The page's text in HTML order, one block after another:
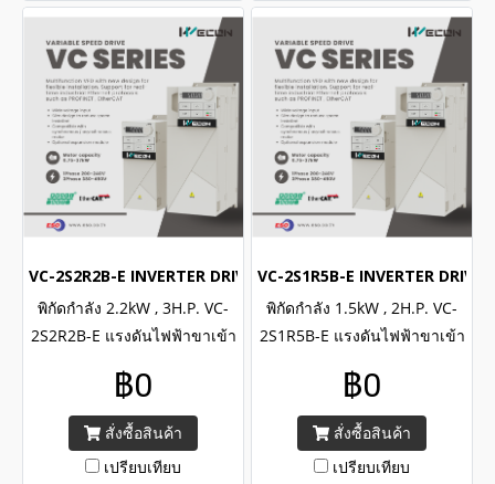
VC-2S2R2B-E INVERTER DRIVE (1Phase 220VAC / 2.2kW ,
พิกัดกำลัง 2.2kW , 3H.P. VC-
2S2R2B-E แรงดันไฟฟ้าขาเข้า
INVERTER VC Series Input 1
Phase 220VAC , Capacity
power 2.2kW , 3H.P.
฿0
สั่งซื้อสินค้า
เปรียบเทียบ
VC-2S1R5B-E INVERTER
พิกัดกำลัง 1.5kW , 2H.P. VC-
2S1R5B-E แรงดันไฟฟ้าขาเข้า
INVERTER VC Series Input 1
Phase 220VAC , Capacity
power 1.5kW , 2H.P.
฿0
สั่งซื้อสินค้า
เปรียบเทียบ